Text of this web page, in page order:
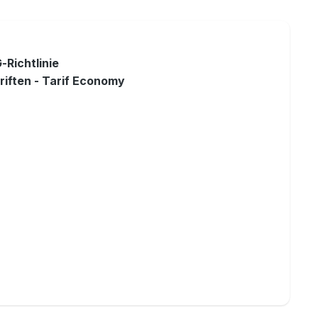
-Richtlinie
- Tarif Economy